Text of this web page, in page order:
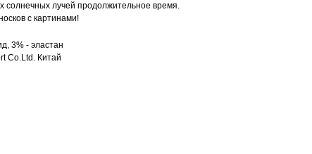
солнечных лучей продолжительное время.
с картинами!
3% - эластан
Co.Ltd. Китай